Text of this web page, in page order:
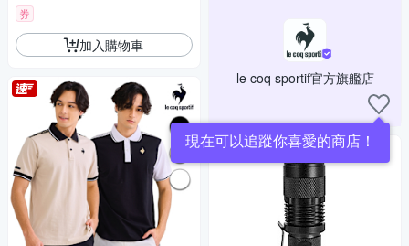
券
加入購物車
le coq sportif官方旗艦店
現在可以追蹤你喜愛的商店！